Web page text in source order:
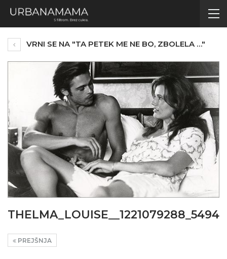
VRNI SE NA "TA PETEK ME NE BO, ZBOLELA …"
THELMA_LOUISE__1221079288_5494
PREJŠNJA